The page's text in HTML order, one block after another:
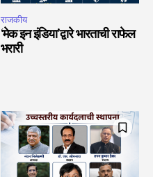
राजकीय
‘मेक इन इंडिया’द्वारे भारताची राफेल
भरारी